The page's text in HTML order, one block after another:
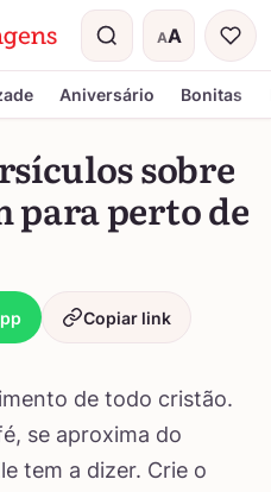
AA
Tamanho do
Aniversário Bonitas
sobre
para perto de
Copiar link
de todo cristão.
se aproxima do
tem a dizer. Crie o